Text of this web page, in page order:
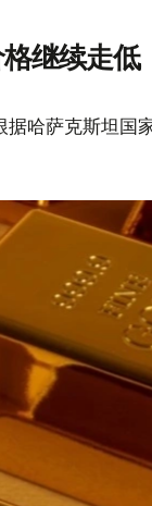
继续走低
据哈萨克斯坦国